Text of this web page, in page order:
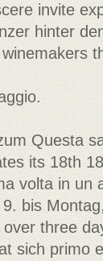
invite
hinter
Questa
its 18th
volta in un
bis
three
sich primo